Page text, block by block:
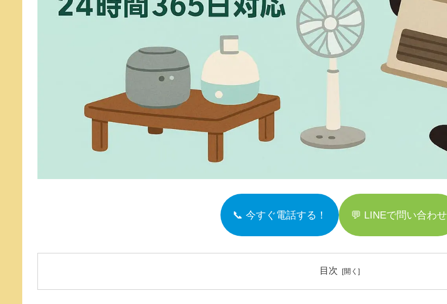
📞 今すぐ電話する！ 💬 LINEで問い合わせ
目次